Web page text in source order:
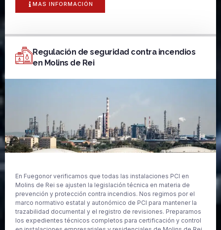
MAS INFORMACIÓN
Regulación de seguridad contra incendios
en Molins de Rei
En Fuegonor verificamos que todas las instalaciones PCI en
Molins de Rei se ajusten la legislación técnica en materia de
prevención y protección contra incendios. Nos regimos por el
marco normativo estatal y autonómico de PCI para mantener la
trazabilidad documental y el registro de revisiones. Preparamos
los expedientes técnicos completos para certificación y control